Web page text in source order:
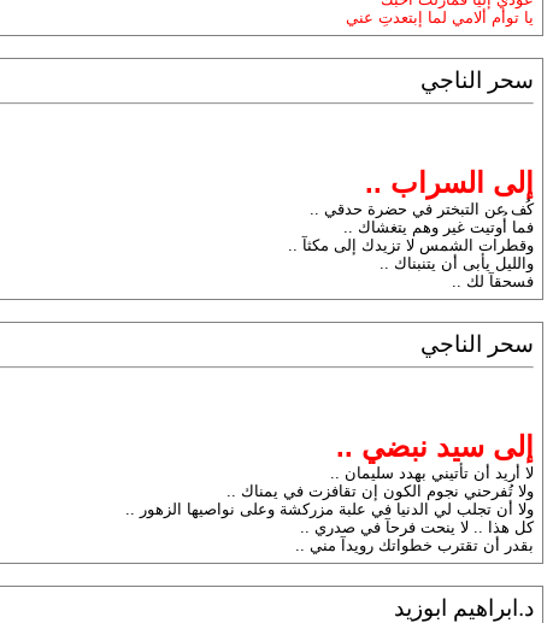
يا توأم ألامي لما إبتعدتِ عني
سحر الناجي
إلى السراب ..
كُف عن التبختر في حضرة حدقي ..
فما أُوتيت غير وهم يتغشاك ..
وقطرات الشمس لا تزيدك إلى مكثآ ..
والليل يأبى أن يتنبناك ..
فسحقآ لك ..
سحر الناجي
إلى سيد نبضي ..
لا أريد أن تأتيني بهدد سليمان ..
ولا تُفرحني نجوم الكون إن تقافزت في يمناك ..
ولا أن تجلب لي الدنيا في علبة مزركشة وعلى نواصيها الزهور ..
كل هذا .. لا ينحت فرحآ في صدري ..
بقدر أن تقترب خطواتك رويدآ مني ..
د.ابراهيم ابوزيد